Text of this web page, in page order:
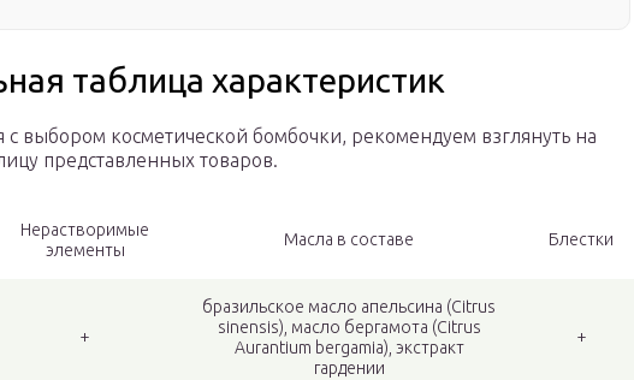
таблица характеристик
с выбором косметической бомбочки, рекомендуем взглянуть на
представленных товаров.
Нерастворимые
элементы
Масла в составе Блестки
+
бразильское масло апельсина (Citrus
sinensis), масло бергамота (Citrus
Aurantium bergamia), экстракт
гардении
+